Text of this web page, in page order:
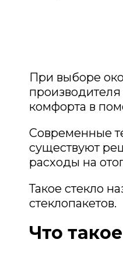
При выборе
комфорта в
Современные
существуют
расходы на
Такое стекло
стеклопакетов.
Что